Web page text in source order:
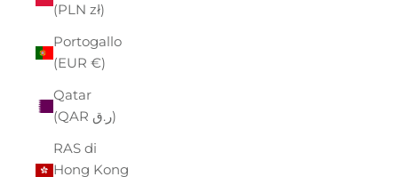
(PLN zł)
Portogallo
(EUR €)
Qatar
(QAR ر.ق)
RAS di
Hong Kong